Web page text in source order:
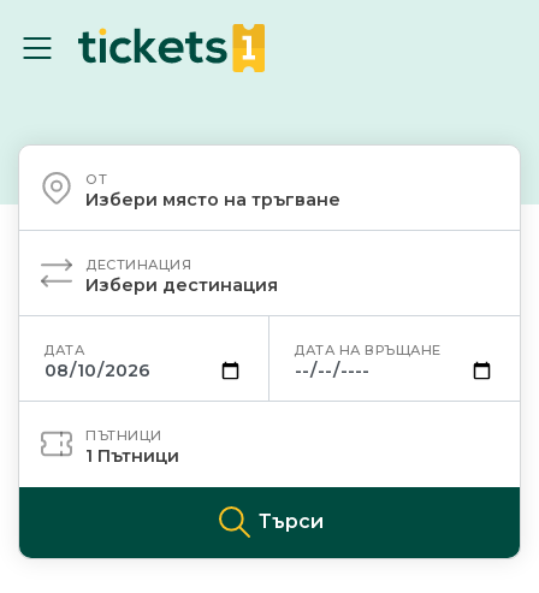
ОТ
Избери място на тръгване
ДЕСТИНАЦИЯ
Избери дестинация
ДАТА ДАТА НА ВРЪЩАНЕ
ПЪТНИЦИ
1 Пътници
Търси